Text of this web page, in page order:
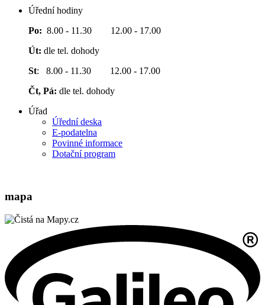
Úřední hodiny
Po: 8.00 - 11.30 12.00 - 17.00
Út: dle tel. dohody
St: 8.00 - 11.30 12.00 - 17.00
Čt, Pá: dle tel. dohody
Úřad
Úřední deska
E-podatelna
Povinné informace
Dotační program
mapa